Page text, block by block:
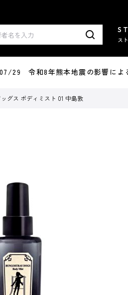
ス
29 令和8年熊本地震の影響によ
グス ボディミスト 01 中島敦